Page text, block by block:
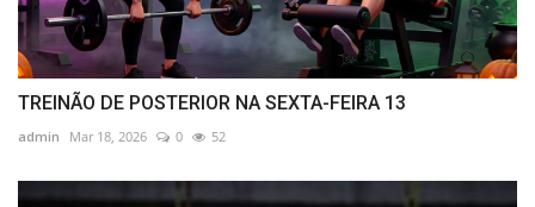
TREINÃO DE POSTERIOR NA SEXTA-FEIRA 13
admin Mar 18, 2026 0 52